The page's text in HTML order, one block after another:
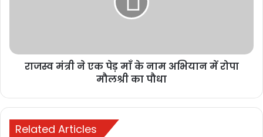
मनेन्द्रगढ़: बीआर कार्यालय परिसर में गंदगी
2 weeks ago
PM ने ‘मन की बात’ में की कोरबा के जल
संरक्षण मॉडल की सराहना, ISRO तकनीक से
2 weeks ago
राजस्व मंत्री ने एक पेड़ माँ के नाम अभियान में रोपा
मौलश्री का पौधा
Related Articles